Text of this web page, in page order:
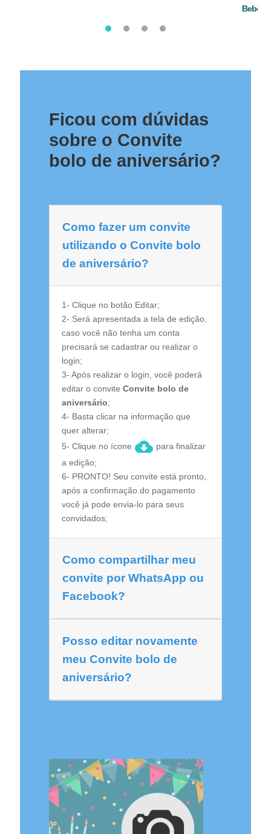
Bebê
Ficou com dúvidas
sobre o Convite
bolo de aniversário?
Como fazer um convite
utilizando o Convite bolo
de aniversário?
1- Clique no botão Editar;
2- Será apresentada a tela de edição,
caso você não tenha um conta
precisará se cadastrar ou realizar o
login;
3- Após realizar o login, você poderá
editar o convite Convite bolo de
aniversário;
4- Basta clicar na informação que
quer alterar;
5- Clique no ícone
para finalizar
a edição;
6- PRONTO! Seu convite está pronto,
após a confirmação do pagamento
você já pode envia-lo para seus
convidados;
Como compartilhar meu
convite por WhatsApp ou
Facebook?
Posso editar novamente
meu Convite bolo de
aniversário?